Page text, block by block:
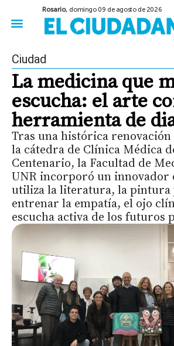
Rosario, domingo 09 de agosto de 2026
Ciudad
La medicina que
escucha: el arte
herramienta de
Tras una histórica renovación
la cátedra de Clínica Médica
Centenario, la Facultad de
UNR incorporó un innovador
utiliza la literatura, la pintura
entrenar la empatía, el ojo
escucha activa de los futuros